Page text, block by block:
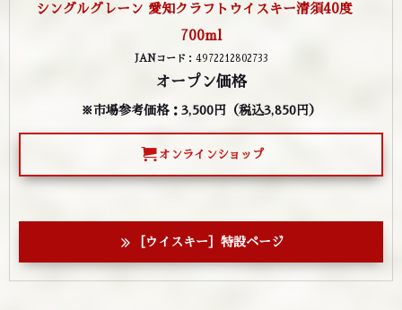
シングルグレーン 愛知クラフトウイスキー清須40度
700ml
JANコード：4972212802733
オープン価格
※市場参考価格： 3,500 円（税込3,850円）
オンラインショップ
［ウイスキー］特設ページ